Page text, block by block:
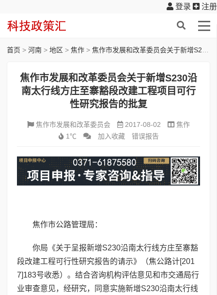
登录 注册
首页 > 河南 > 地区 > 焦作 > 焦作市发展和改革委员会关于新增S230沿南太行线方庄至寨豁段改建工程项目可行性研究报告的批复
焦作市发展和改革委员会关于新增S230沿
南太行线方庄至寨豁段改建工程项目可行
性研究报告的批复
焦作市发展和改革委员会 2017-08-02
焦作
1℃
加入收藏 错误报告
焦作市公路管理局：
你局《关于呈报新增S230沿南太行线方庄至寨豁
段改建工程可行性研究报告的请示》（焦公路计[201
7]183号收悉）。结合咨询机构评估意见和市交通局行
业审查意见，经研究，同意实施新增S230沿南太行线